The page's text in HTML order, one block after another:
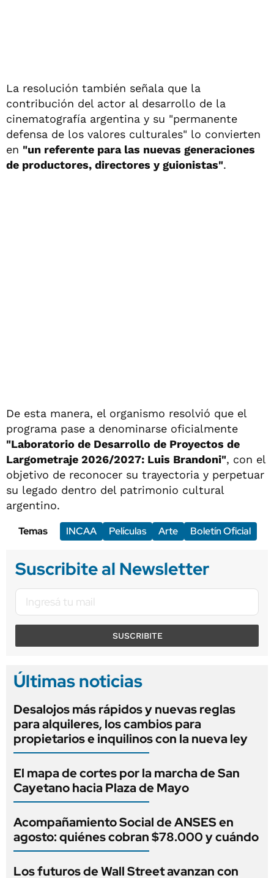
La resolución también señala que la
contribución del actor al desarrollo de la
cinematografía argentina y su "permanente
defensa de los valores culturales" lo convierten
en "un referente para las nuevas generaciones
de productores, directores y guionistas".
De esta manera, el organismo resolvió que el
programa pase a denominarse oficialmente
"Laboratorio de Desarrollo de Proyectos de
Largometraje 2026/2027: Luis Brandoni", con el
objetivo de reconocer su trayectoria y perpetuar
su legado dentro del patrimonio cultural
argentino.
Temas
INCAA Películas Arte Boletín Oficial
Suscribite al Newsletter
SUSCRIBITE
Últimas noticias
Desalojos más rápidos y nuevas reglas
para alquileres, los cambios para
propietarios e inquilinos con la nueva ley
El mapa de cortes por la marcha de San
Cayetano hacia Plaza de Mayo
Acompañamiento Social de ANSES en
agosto: quiénes cobran $78.000 y cuándo
Los futuros de Wall Street avanzan con